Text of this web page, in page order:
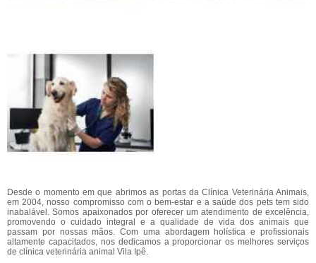
Desde o momento em que abrimos as portas da Clínica Veterinária Animais,
em 2004, nosso compromisso com o bem-estar e a saúde dos pets tem sido
inabalável. Somos apaixonados por oferecer um atendimento de excelência,
promovendo o cuidado integral e a qualidade de vida dos animais que
passam por nossas mãos. Com uma abordagem holística e profissionais
altamente capacitados, nos dedicamos a proporcionar os melhores serviços
de clínica veterinária animal Vila Ipê.